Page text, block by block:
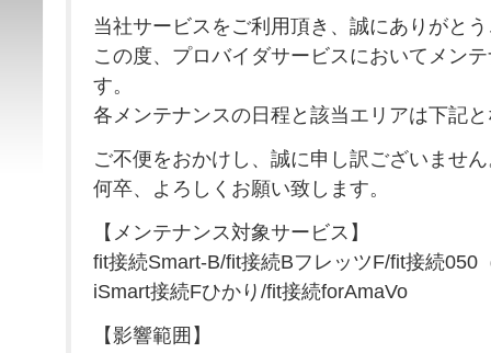
当社サービスをご利用頂き、誠にありがと
この度、プロバイダサービスにおいてメン
す。
各メンテナンスの日程と該当エリアは下記
ご不便をおかけし、誠に申し訳ございませ
何卒、よろしくお願い致します。
【メンテナンス対象サービス】
fit接続Smart-B/fit接続BフレッツF/fit接続050
iSmart接続Fひかり/fit接続forAmaVo
【影響範囲】